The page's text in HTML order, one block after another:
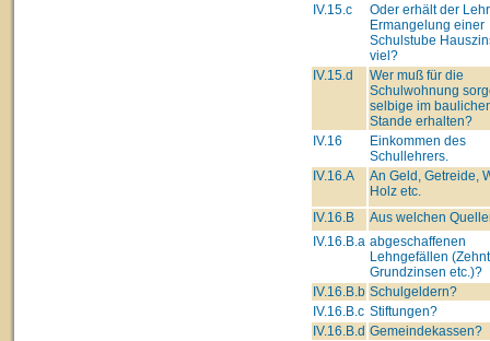
IV.15.c
Oder erhält der
Ermangelung einer
Schulstube
viel?
IV.15.d
Wer muß für die
Schulwohnung
selbige im
Stande erhalten?
IV.16
Einkommen des
Schullehrers.
IV.16.A
An Geld, Getreide,
Holz etc.
IV.16.B
Aus welchen
IV.16.B.a abgeschaffenen
Lehngefällen
Grundzinsen etc.)?
IV.16.B.b Schulgeldern?
IV.16.B.c Stiftungen?
IV.16.B.d Gemeindekassen?